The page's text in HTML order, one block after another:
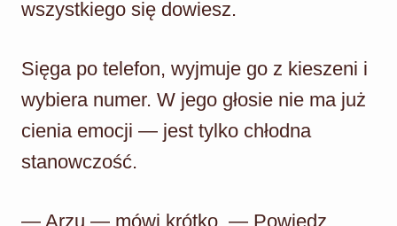
wszystkiego się dowiesz.
Sięga po telefon, wyjmuje go z kieszeni i
wybiera numer. W jego głosie nie ma już
cienia emocji — jest tylko chłodna
stanowczość.
— Arzu — mówi krótko. — Powiedz